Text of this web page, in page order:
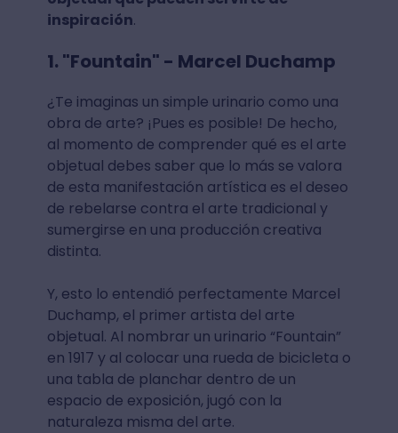
inspiración.
1. "Fountain" - Marcel Duchamp
¿Te imaginas un simple urinario como una
obra de arte? ¡Pues es posible! De hecho,
al momento de comprender qué es el arte
objetual debes saber que lo más se valora
de esta manifestación artística es el deseo
de rebelarse contra el arte tradicional y
sumergirse en una producción creativa
distinta.
Y, esto lo entendió perfectamente Marcel
Duchamp, el primer artista del arte
objetual. Al nombrar un urinario “Fountain”
en 1917 y al colocar una rueda de bicicleta o
una tabla de planchar dentro de un
espacio de exposición, jugó con la
naturaleza misma del arte.